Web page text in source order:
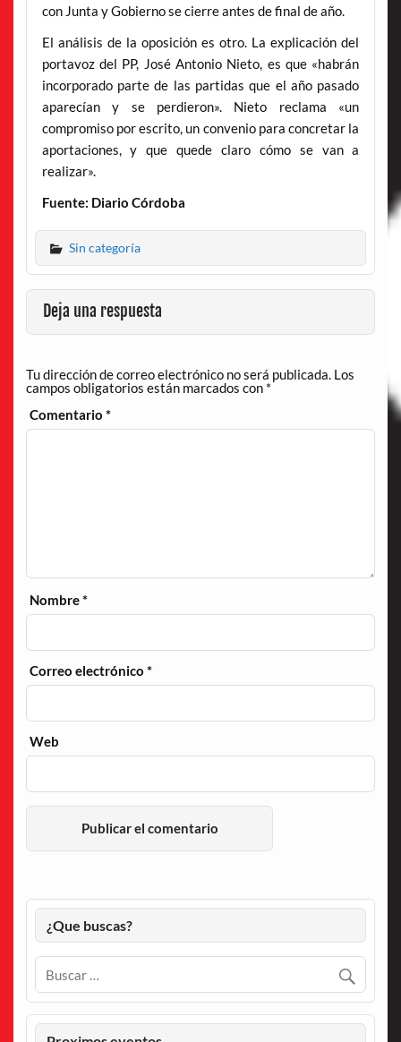
con Junta y Gobierno se cierre antes de final de año.
El análisis de la oposición es otro. La explicación del
portavoz del PP, José Antonio Nieto, es que «habrán
incorporado parte de las partidas que el año pasado
aparecían y se perdieron». Nieto reclama «un
compromiso por escrito, un convenio para concretar la
aportaciones, y que quede claro cómo se van a
realizar».
Fuente: Diario Córdoba
Sin categoría
Deja una respuesta
Tu dirección de correo electrónico no será publicada. Los
campos obligatorios están marcados con *
Comentario*
Nombre*
Correo electrónico*
Web
¿Que buscas?